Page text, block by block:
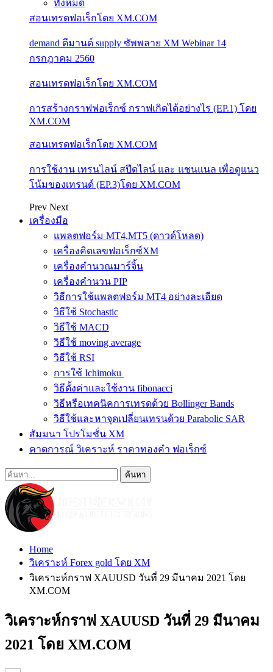
ทั้งหมด
สอนเทรดฟอเร็กโดย XM.COM
demand ดีมานด์ supply ซัพพลาย XM Webinar 14
กรกฎาคม 2560
สอนเทรดฟอเร็กโดย XM.COM
การสร้างกราฟฟอเร็กซ์ กราฟเกิดได้อย่างไร (EP.1) โดย
XM.COM
สอนเทรดฟอเร็กโดย XM.COM
การใช้งาน เทรนไลน์ สปีดไลน์ และ แชนแนล เพื่อดูแนว
โน้มของเทรนด์ (EP.3)โดย XM.COM
Prev Next
เครื่องมือ
แพลตฟอร์ม MT4,MT5 (ดาวด์โหลด)
เครื่องคิดเลขฟอเร็กซ์XM
เครื่องคำนวณมาร์จิ้น
เครื่องคำนวน PIP
วิธีการใช้แพลตฟอร์ม MT4 อย่างละเอียด
วิธีใช้ Stochastic
วิธีใช้ MACD
วิธีใช้ moving average
วิธีใช้ RSI
การใช้ Ichimoku
วิธีตั้งค่าและใช้งาน fibonacci
วิธีหรือเทคนิคการเทรดด้วย Bollinger Bands
วิธีใช้และหาจุดเปลี่ยนเทรนด้วย Parabolic SAR
สัมมนา โปรโมชั่น XM
คาดการณ์ วิเคราะห์ ราคาทองคำ ฟอเร็กซ์
Home
วิเคราะห์ Forex gold โดย XM
วิเคราะห์กราฟ XAUUSD วันที่ 29 มีนาคม 2021 โดย
XM.COM
วิเคราะห์กราฟ XAUUSD วันที่ 29 มีนาคม
2021 โดย XM.COM